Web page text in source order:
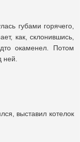
губами горячего,
как, склонившись,
окаменел. Потом
ней.
выставил котелок